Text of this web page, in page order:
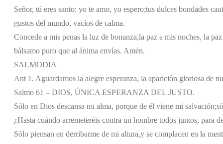
Señor, tú eres santo: yo te amo, yo espero;tus dulces bondades
gustos del mundo, vacíos de calma.
Concede a mis penas la luz de bonanza,la paz a mis noches, la
bálsamo puro que al ánima envías. Amén.
SALMODIA
Ant 1. Aguardamos la alegre esperanza, la aparición gloriosa de
Salmo 61 – DIOS, ÚNICA ESPERANZA DEL JUSTO.
Sólo en Dios descansa mi alma, porque de él viene mi salvación;
¿Hasta cuándo arremeteréis contra un hombre todos juntos, para
Sólo piensan en derribarme de mi altura,y se complacen en la